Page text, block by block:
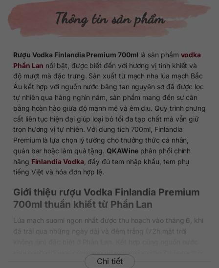
Thông tin sản phẩm
Rượu Vodka Finlandia Premium 700ml là sản phẩm vodka
Phần Lan nổi bật, được biết đến với hương vị tinh khiết và
độ mượt mà đặc trưng. Sản xuất từ mạch nha lúa mạch Bắc
Âu kết hợp với nguồn nước băng tan nguyên sơ đã được lọc
tự nhiên qua hàng nghìn năm, sản phẩm mang đến sự cân
bằng hoàn hảo giữa độ mạnh mẽ và êm dịu. Quy trình chưng
cất liên tục hiện đại giúp loại bỏ tối đa tạp chất mà vẫn giữ
trọn hương vị tự nhiên. Với dung tích 700ml, Finlandia
Premium là lựa chọn lý tưởng cho thưởng thức cá nhân,
quán bar hoặc làm quà tặng.QKAWine phân phối chính
hãng Finlandia Vodka , đầy đủ tem nhập khẩu, tem phụ
tiếng Việt và hóa đơn hợp lệ.
Giới thiệu rượu Vodka Finlandia Premium
700ml thuần khiết từ Phần Lan
Lúa mạch suomi ngon nhất được thu hoạch vào tháng 6, khi
đã trải qua những ngày dài và đêm trắng (72h mặt trời
suối băng giá vĩnh cữu hàng ngàn năm tạo nên sự tinh sạch
tuyệt đối, trong suốt như pha lê cho Vodka Finlandia
Chi tiết